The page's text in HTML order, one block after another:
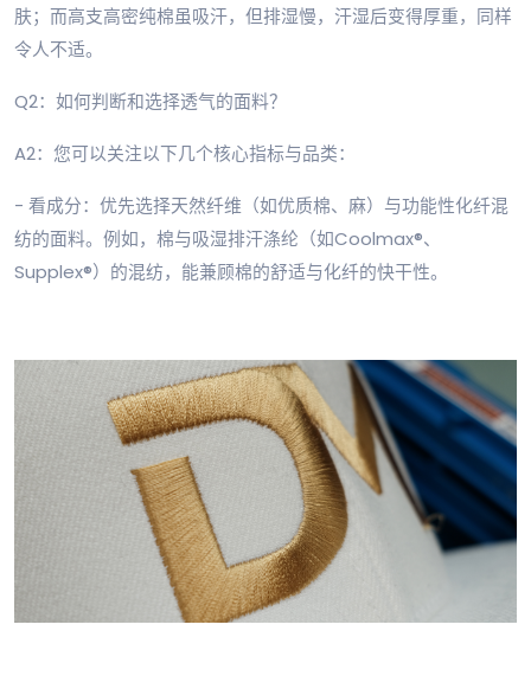
肤；而高支高密纯棉虽吸汗，但排湿慢，汗湿后变得厚重，同样
令人不适。
Q2：如何判断和选择透气的面料？
A2：您可以关注以下几个核心指标与品类：
- 看成分：优先选择天然纤维（如优质棉、麻）与功能性化纤混
纺的面料。例如，棉与吸湿排汗涤纶（如Coolmax®、
Supplex®）的混纺，能兼顾棉的舒适与化纤的快干性。